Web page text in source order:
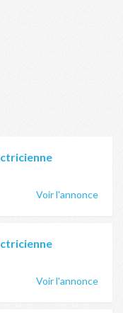
Voir l'annonce
Voir l'annonce